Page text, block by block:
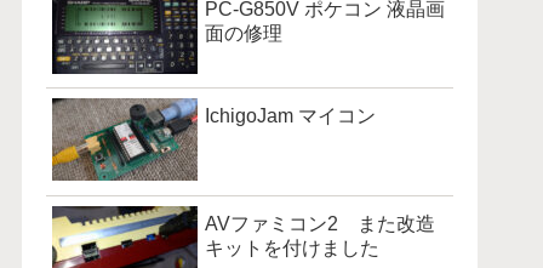
PC-G850V ポケコン 液晶画
面の修理
IchigoJam マイコン
AVファミコン2 また改造
キットを付けました